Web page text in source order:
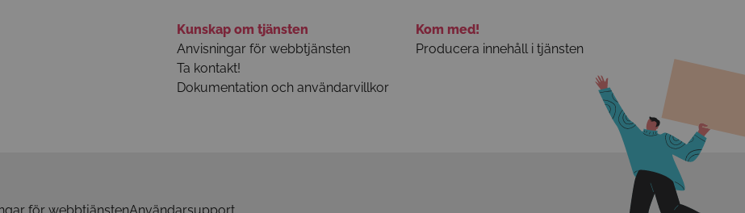
Kunskap om tjänsten
Anvisningar för webbtjänsten
Ta kontakt!
Dokumentation och användarvillkor
Kom med!
Producera innehåll i tjänsten
för webbtjänstenAnvändarsupport